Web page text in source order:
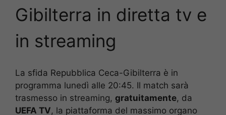
Gibilterra in diretta tv e
in streaming
La sfida Repubblica Ceca-Gibilterra è in
programma lunedì alle 20:45. Il match sarà
trasmesso in streaming, gratuitamente, da
UEFA TV, la piattaforma del massimo organo